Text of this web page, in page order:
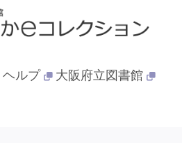
ヘルプ 大阪府立図書館